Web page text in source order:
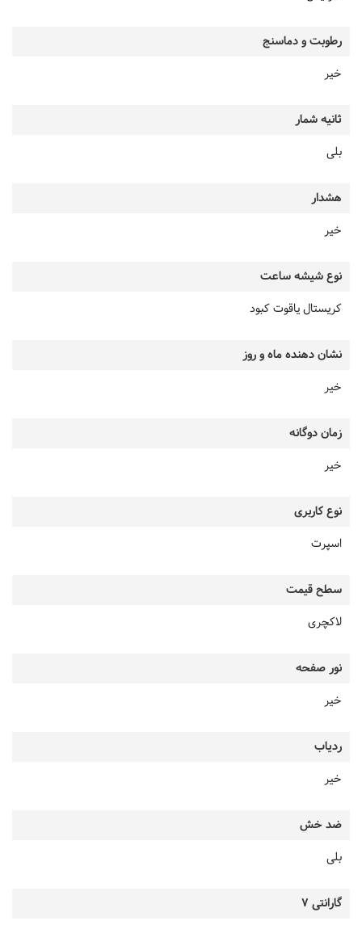
رطوبت و دماسنج
خیر
ثانیه شمار
بلی
هشدار
خیر
نوع شیشه ساعت
کریستال یاقوت کبود
نشان دهنده ماه و روز
خیر
زمان دوگانه
خیر
نوع کاربری
اسپرت
سطح قیمت
لاکچری
نور صفحه
خیر
ردیاب
خیر
ضد خش
بلی
گارانتی 7